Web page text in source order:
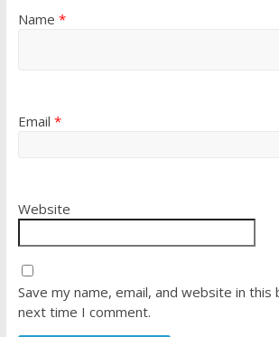
Name *
Email *
Website
Save my name, email, and website in
next time I comment.